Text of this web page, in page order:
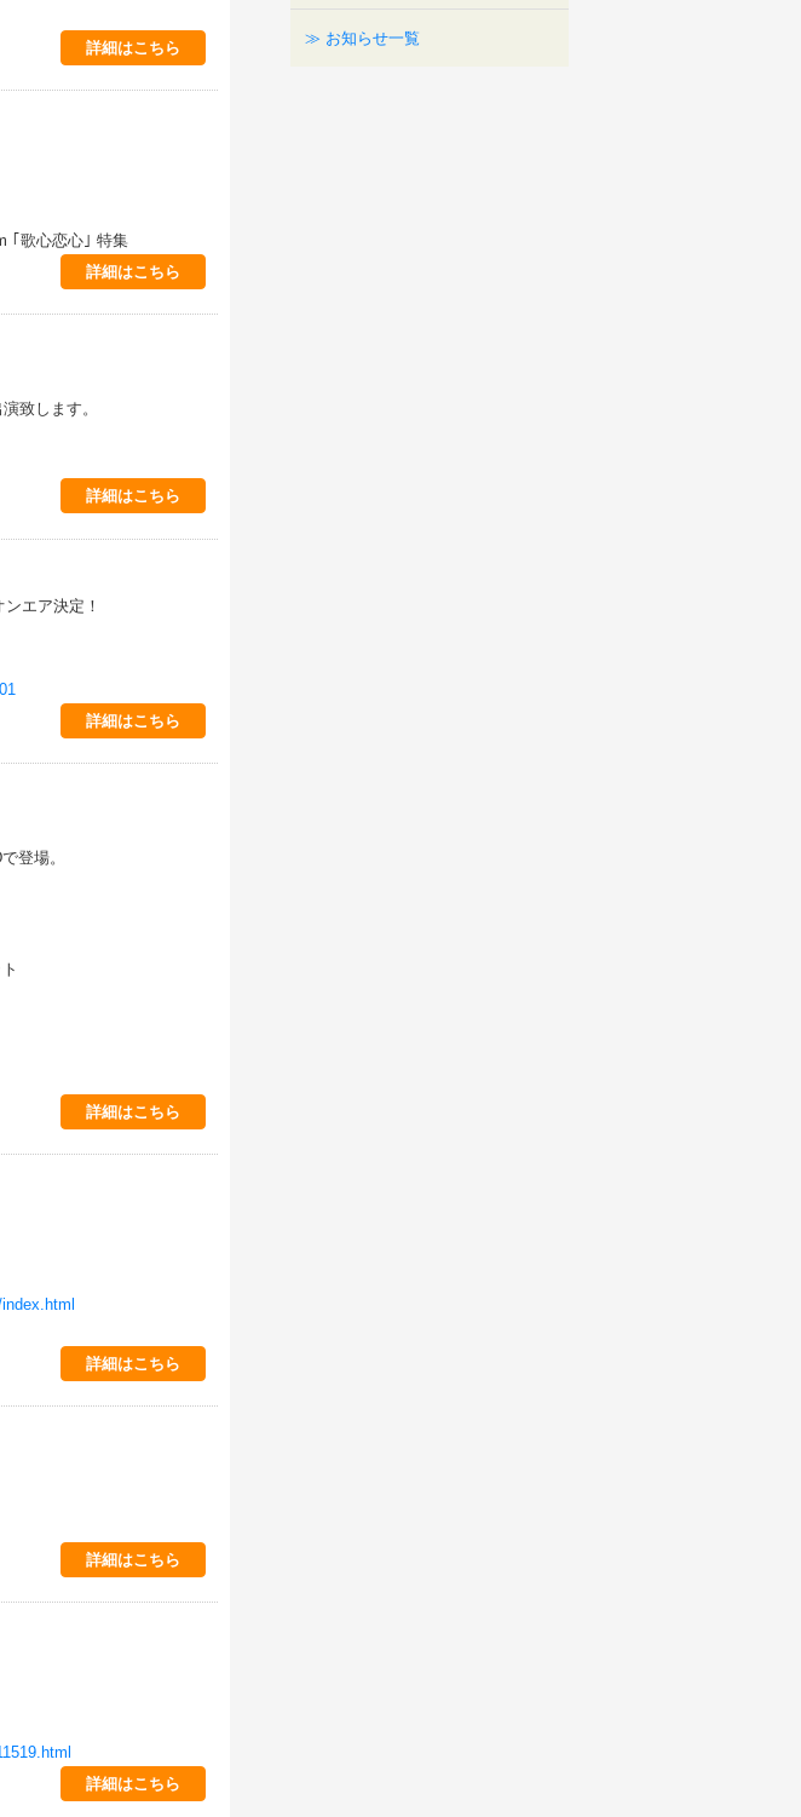
詳細はこちら
｢歌心恋心｣ 特集
詳細はこちら
致します。
詳細はこちら
エア決定！
詳細はこちら
登場。
詳細はこちら
詳細はこちら
詳細はこちら
詳細はこちら
≫ お知らせ一覧